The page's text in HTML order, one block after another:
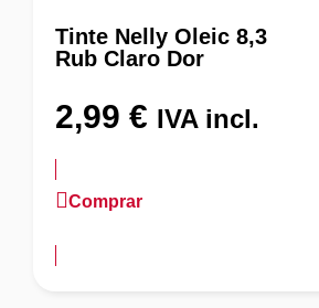
Tinte Nelly Oleic 8,3
Rub Claro Dor
2,99 € IVA incl.
Comprar